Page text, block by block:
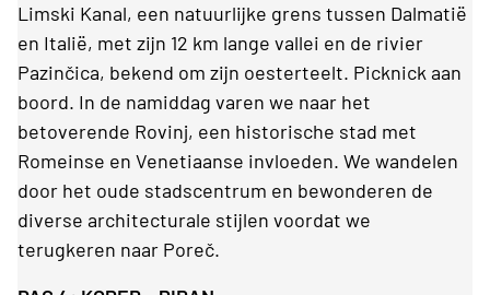
Limski Kanal, een natuurlijke grens tussen Dalmatië
en Italië, met zijn 12 km lange vallei en de rivier
Pazinčica, bekend om zijn oesterteelt. Picknick aan
boord. In de namiddag varen we naar het
betoverende Rovinj, een historische stad met
Romeinse en Venetiaanse invloeden. We wandelen
door het oude stadscentrum en bewonderen de
diverse architecturale stijlen voordat we
terugkeren naar Poreč.